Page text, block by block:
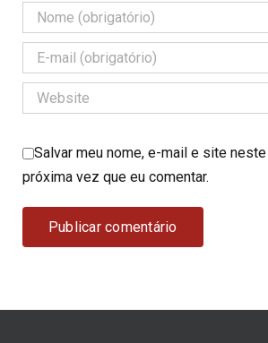
Salvar meu nome, e-mail e site
próxima vez que eu comentar.